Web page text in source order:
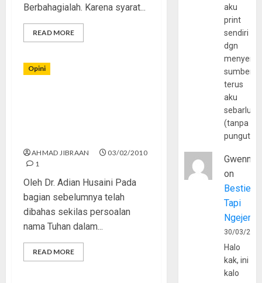
Berbahagialah. Karena syarat...
READ MORE
Opini
AHMAD JIBRAAN
03/02/2010
1
Oleh Dr. Adian Husaini Pada
bagian sebelumnya telah
dibahas sekilas persoalan
nama Tuhan dalam...
READ MORE
aku
print
sendiri
dgn
sumber
terus
aku
(tanpa
Gwenny
on
Bestie
Tapi
30/03/
Halo
kak, ini
kalo